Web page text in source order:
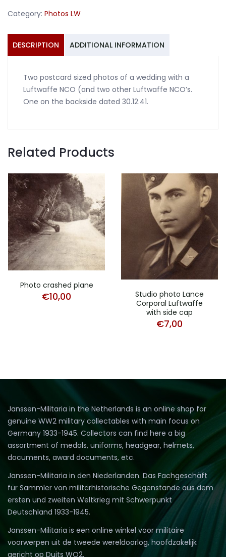
Category: Photos LW
DESCRIPTION ADDITIONAL INFORMATION
Two postcard sized photos of a wedding with a
Luftwaffe NCO (and two other Luftwaffe NCO’s.
One on the backside dated 30.12.41.
Related Products
Photo crashed plane
€10,00
Studio photo Lance
Corporal Luftwaffe
with side cap
€7,00
Janssen-Militaria in the Netherlands is an online shop for
genuine WW2 military collectables with main focus on
Germany 1933-1945. Collectors can find here a big
assortment of medals, uniforms, headgear, helmets,
documents, award documents, etc.
Janssen-Militaria in den Niederlanden. Das Fachgeschäft
für Sammler von militärhistorische Gegenstände aus dem
ersten und zweiten Weltkrieg mit Schwerpunkt
Deutschland 1933-1945.
Janssen-Militaria is een online winkel voor militaire
voorwerpen uit de tweede wereldoorlog, hoofdzakelijk
gericht op Duits WO2.